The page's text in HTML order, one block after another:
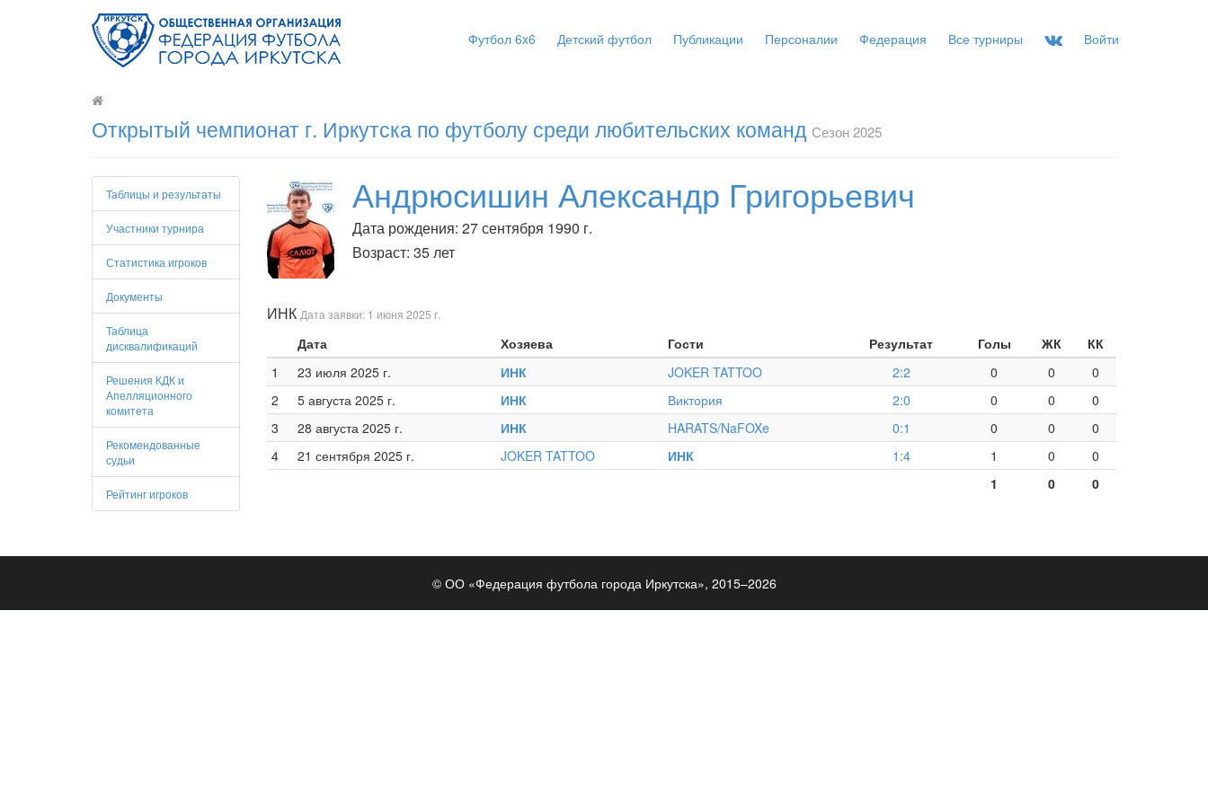
Футбол 6x6 Детский футбол Публикации Персоналии Федерация Все турниры Войти
Открытый чемпионат г. Иркутска по футболу среди любительских команд Сезон 2025
Таблицы и результаты
Участники турнира
Статистика игроков
Документы
Таблица
дисквалификаций
Решения КДК и
Апелляционного
комитета
Рекомендованные
судьи
Рейтинг игроков
Андрюсишин Александр Григорьевич
Дата рождения: 27 сентября 1990 г.
Возраст: 35 лет
ИНК Дата заявки: 1 июня 2025 г.
Дата Хозяева Гости Результат Голы ЖК
КК
1
23 июля 2025 г. ИНК JOKER TATTOO 2:2 0 0
0
2
5 августа 2025 г. ИНК Виктория 2:0 0 0
0
3
28 августа 2025 г. ИНК HARATS/NaFOXe 0:1 0 0
0
4
21 сентября 2025 г. JOKER TATTOO ИНК 1:4 1 0
0
1
0 0
© ОО «Федерация футбола города Иркутска», 2015–2026